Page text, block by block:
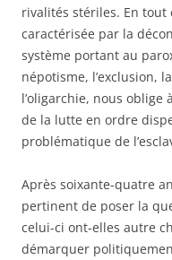
rivalités stériles. En tout
caractérisée par la
système portant au
népotisme, l’exclusion,
l’oligarchie, nous oblige
de la lutte en ordre
problématique de
Après soixante-quatre
pertinent de poser la
celui-ci ont-elles autre
démarquer